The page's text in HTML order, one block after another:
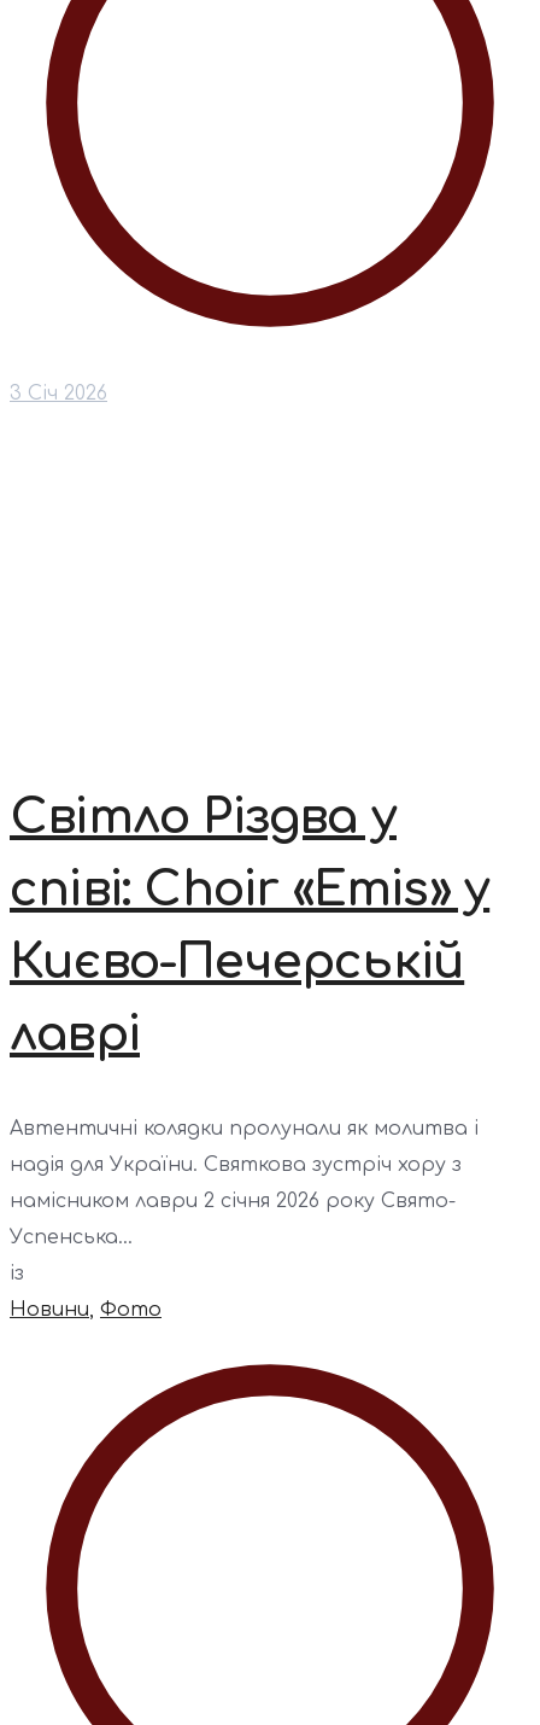
3 Січ 2026
Світло Різдва у
співі: Choir «Emis» у
Києво-Печерській
лаврі
Автентичні колядки пролунали як молитва і
надія для України. Святкова зустріч хору з
намісником лаври 2 січня 2026 року Свято-
Успенська...
із
Новини, Фото